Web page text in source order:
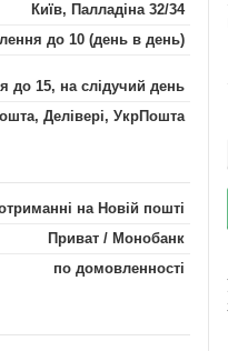
Київ, Палладіна 32/34
до 10 (день в день)
до 15, на слідучий день
Делівері, УкрПошта
на Новій пошті
Приват / Монобанк
по домовленності